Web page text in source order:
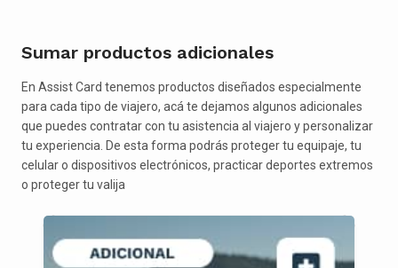
Sumar productos adicionales
En Assist Card tenemos productos diseñados especialmente
para cada tipo de viajero, acá te dejamos algunos adicionales
que puedes contratar con tu asistencia al viajero y personalizar
tu experiencia. De esta forma podrás proteger tu equipaje, tu
celular o dispositivos electrónicos, practicar deportes extremos
o proteger tu valija